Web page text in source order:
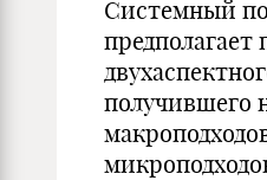
Системный
предполагает
получившего